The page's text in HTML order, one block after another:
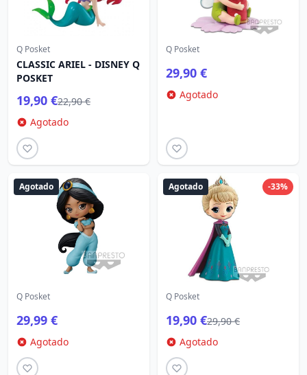
Q Posket
CLASSIC ARIEL - DISNEY Q
POSKET
19,90 €22,90 €
Agotado
Q Posket
29,90 €
Agotado
Agotado
Q Posket
29,99 €
Agotado
-33%
Agotado
Q Posket
19,90 €29,90 €
Agotado